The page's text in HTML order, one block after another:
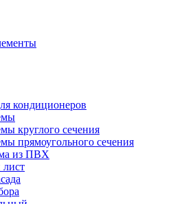
кондиционеров
круглого сечения
прямоугольного сечения
из ПВХ